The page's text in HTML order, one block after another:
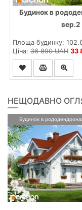
Будинок в
вер.2
Площа будинку:
Ціна: 36 890 UAH 33
НЕЩОДАВНО
Будинок в